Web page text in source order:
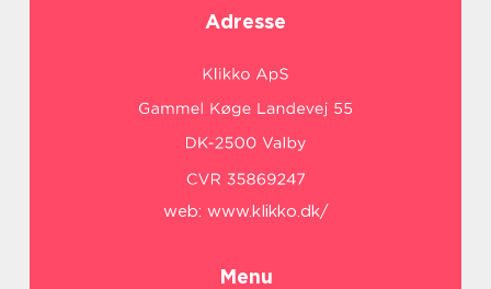
Adresse
web: www.klikko.dk/
Menu